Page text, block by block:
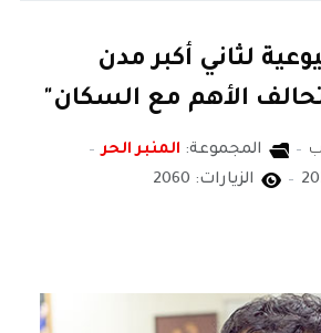
لثاني أكبر مدن
الأهم مع السكان"
المجموعة: المنبر الحر
الزيارات: 2060